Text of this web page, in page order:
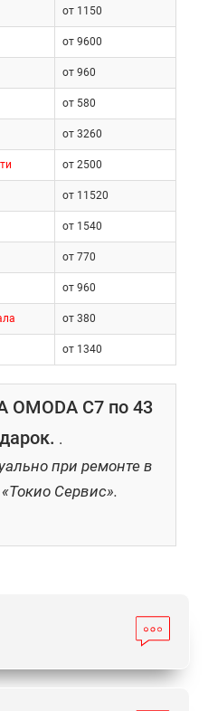
от 1150
от 9600
от 960
от 580
от 3260
от 2500
от 11520
от 1540
от 770
от 960
от 380
от 1340
C7 по 43
.
при ремонте в
Сервис».